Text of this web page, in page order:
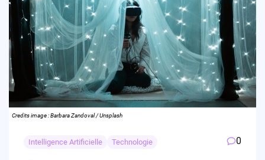
Credits image : Barbara Zandoval / Unsplash
Intelligence Artificielle Technologie 0